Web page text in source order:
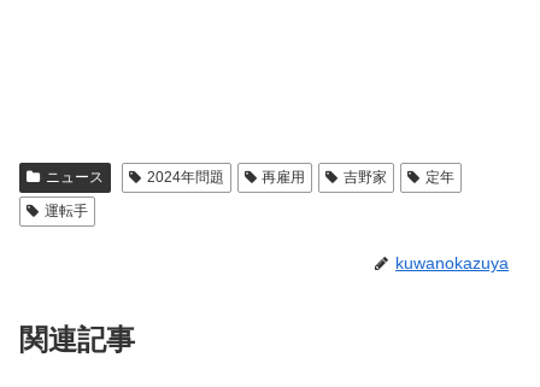
ニュース 2024年問題 再雇用 吉野家
定年
運転手
kuwanokazuya
関連記事